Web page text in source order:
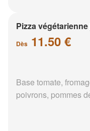
Pizza
Dès 11.50 €
Base tomate,
poivrons, pommes